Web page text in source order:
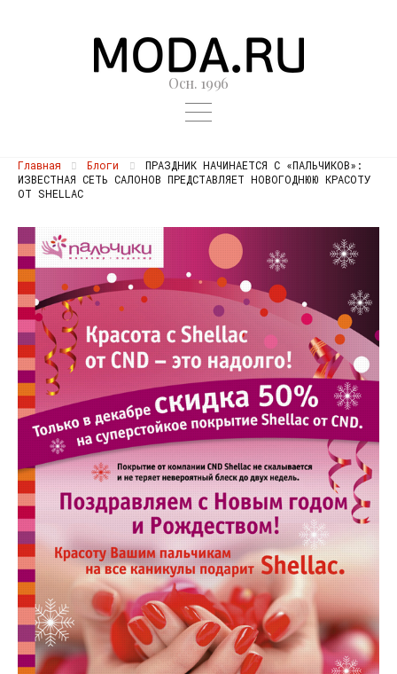
Осн. 1996
Главная Блоги
ПРАЗДНИК НАЧИНАЕТСЯ С «ПАЛЬЧИКОВ»:
ИЗВЕСТНАЯ СЕТЬ САЛОНОВ ПРЕДСТАВЛЯЕТ НОВОГОДНЮЮ КРАСОТУ
ОТ SHELLAC